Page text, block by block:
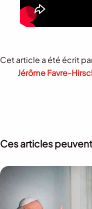
Cet article a été écrit
Jérôme Favre-
Ces articles